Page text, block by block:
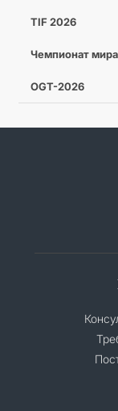
TIF 2026
Чемпионат
OGT-2026